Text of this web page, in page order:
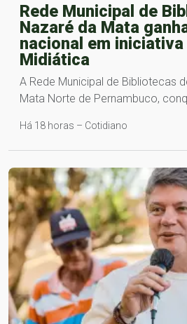
Rede Municipal de
Nazaré da Mata
nacional em iniciativa
Midiática
A Rede Municipal de Bibliotecas
Mata Norte de Pernambuco,
Há 18 horas – Cotidiano